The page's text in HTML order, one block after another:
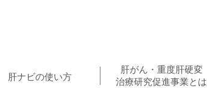
肝ナビの使い方
肝がん・重度肝硬変
治療研究促進事業とは